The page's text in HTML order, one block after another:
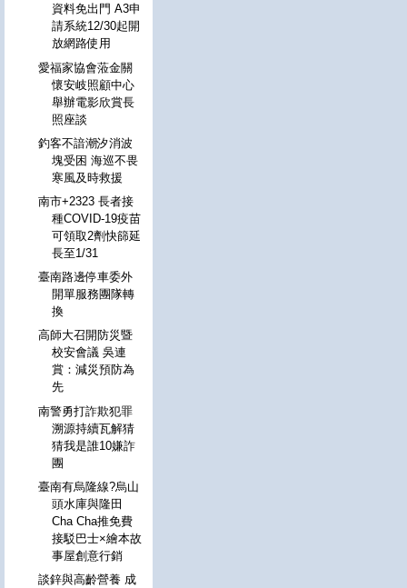
資料免出門 A3申
請系統12/30起開
放網路使用
愛福家協會蒞金關
懷安岐照顧中心
舉辦電影欣賞長
照座談
釣客不諳潮汐消波
塊受困 海巡不畏
寒風及時救援
南市+2323 長者接
種COVID-19疫苗
可領取2劑快篩延
長至1/31
臺南路邊停車委外
開單服務團隊轉
換
高師大召開防災暨
校安會議 吳連
賞：減災預防為
先
南警勇打詐欺犯罪
溯源持續瓦解猜
猜我是誰10嫌詐
團
臺南有烏隆線?烏山
頭水庫與隆田
Cha Cha推免費
接駁巴士×繪本故
事屋創意行銷
談鋅與高齡營養 成